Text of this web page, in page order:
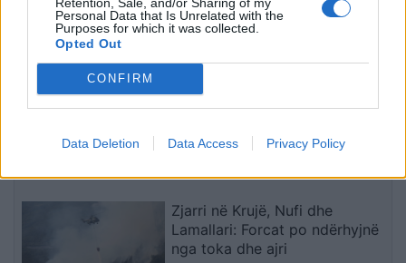
Personal Data that Is Unrelated with the
Purposes for which it was collected.
Opted Out
CONFIRM
Data Deletion Data Access Privacy Policy
pas fjalimeve nis marshimi në
Bulevard: “Nesër më shumë!”
Bushati: Zelenskyy duhej të
ndaj Kosovës për përkrahjen e
Zjarri në Krujë, Nufi dhe
Lamallari: Forcat po ndërhyjnë
nga toka dhe ajri